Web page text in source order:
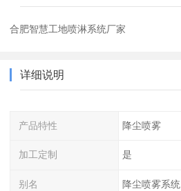
合肥智慧工地喷淋系统厂家
详细说明
产品特性 降尘喷雾
加工定制 是
别名 降尘喷雾系统